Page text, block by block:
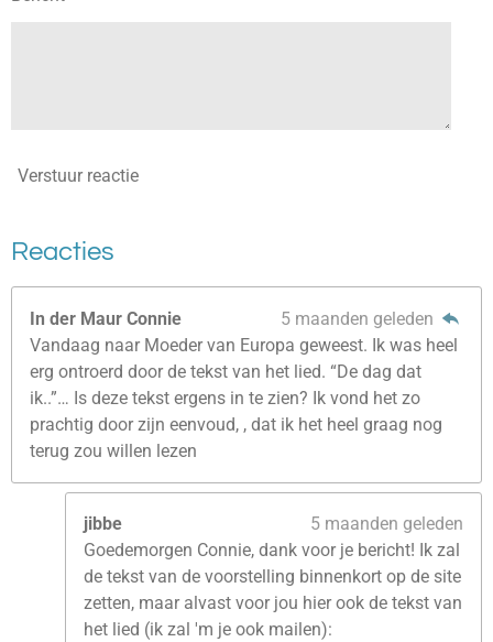
Verstuur reactie
Reacties
In der Maur Connie
5 maanden geleden
Vandaag naar Moeder van Europa geweest. Ik was heel
erg ontroerd door de tekst van het lied. “De dag dat
ik..”… Is deze tekst ergens in te zien? Ik vond het zo
prachtig door zijn eenvoud, , dat ik het heel graag nog
terug zou willen lezen
jibbe
5 maanden geleden
Goedemorgen Connie, dank voor je bericht! Ik zal
de tekst van de voorstelling binnenkort op de site
zetten, maar alvast voor jou hier ook de tekst van
het lied (ik zal 'm je ook mailen):